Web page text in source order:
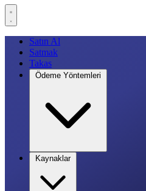
Satın Al
Satmak
Takas
Ödeme Yöntemleri
Kaynaklar